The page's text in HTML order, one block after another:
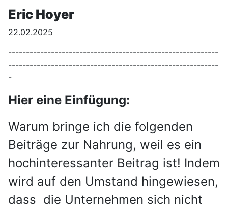
Eric Hoyer
22.02.2025
-----------------------------------------------------------
-----------------------------------------------------------
-
Hier eine Einfügung:
Warum bringe ich die folgenden
Beiträge zur Nahrung, weil es ein
hochinteressanter Beitrag ist! Indem
wird auf den Umstand hingewiesen,
dass die Unternehmen sich nicht